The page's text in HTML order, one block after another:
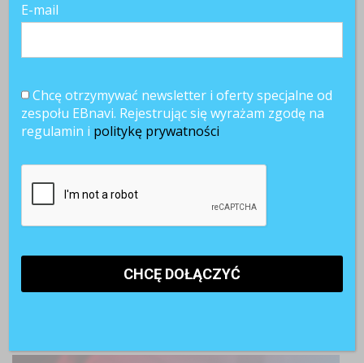
E-mail
Chcę otrzymywać newsletter i oferty specjalne od
zespołu EBnavi. Rejestrując się wyrażam zgodę na
regulamin i politykę prywatności